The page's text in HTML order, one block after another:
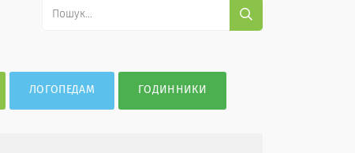
ЛОГОПЕДАМ ГОДИННИКИ